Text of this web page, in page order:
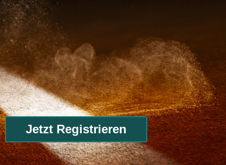
Jetzt Registrieren